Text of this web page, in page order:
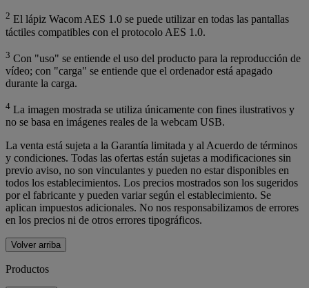
2 El lápiz Wacom AES 1.0 se puede utilizar en todas las pantallas
táctiles compatibles con el protocolo AES 1.0.
3 Con "uso" se entiende el uso del producto para la reproducción de
vídeo; con "carga" se entiende que el ordenador está apagado
durante la carga.
4 La imagen mostrada se utiliza únicamente con fines ilustrativos y
no se basa en imágenes reales de la webcam USB.
La venta está sujeta a la Garantía limitada y al Acuerdo de términos
y condiciones. Todas las ofertas están sujetas a modificaciones sin
previo aviso, no son vinculantes y pueden no estar disponibles en
todos los establecimientos. Los precios mostrados son los sugeridos
por el fabricante y pueden variar según el establecimiento. Se
aplican impuestos adicionales. No nos responsabilizamos de errores
en los precios ni de otros errores tipográficos.
Volver arriba
Productos